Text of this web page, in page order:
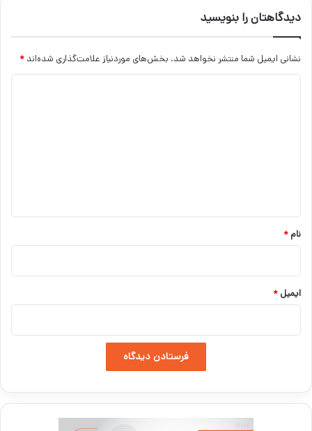
دیدگاهتان را بنویسید
نشانی ایمیل شما منتشر نخواهد شد. بخش‌های موردنیاز علامت‌گذاری شده‌اند *
نام *
ایمیل *